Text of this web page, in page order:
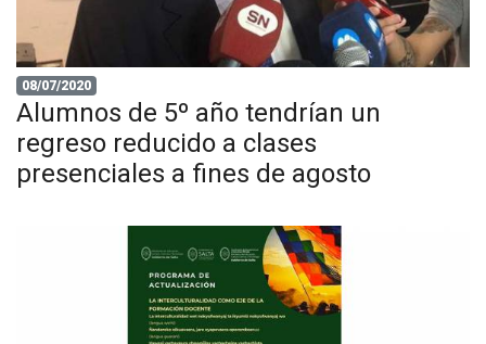
08/07/2020
Alumnos de 5º año tendrían un
regreso reducido a clases
presenciales a fines de agosto